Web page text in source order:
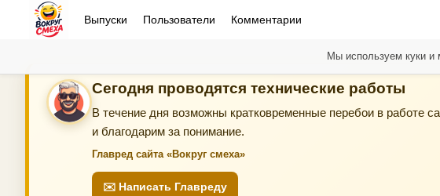
Выпуски Пользователи Комментарии
Сегодня проводятся технические работы
В течение дня возможны кратковременные перебои в работе
и благодарим за понимание.
Главред сайта «Вокруг смеха»
✉️ Написать Главреду
Мы используем куки и